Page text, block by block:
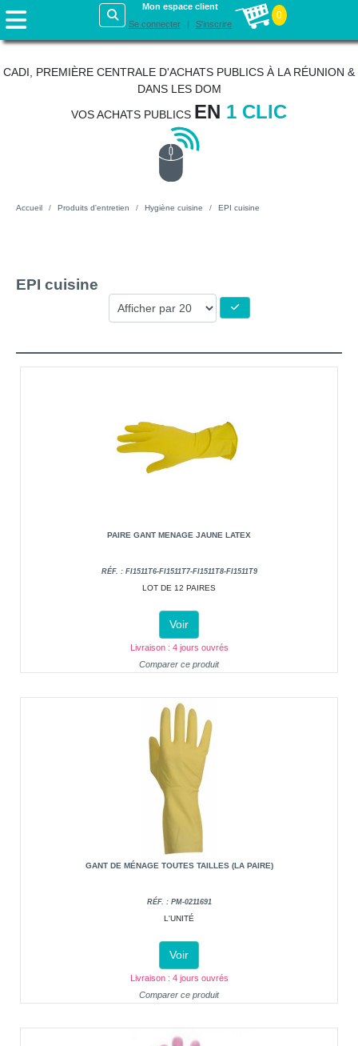
Mon espace client
Se connecter
S'inscrire
0
CADI, PREMIÈRE CENTRALE D'ACHATS PUBLICS À LA RÉUNION &
DANS LES DOM
VOS ACHATS PUBLICS EN 1 CLIC
Accueil Produits d'entretien Hygiène cuisine EPI cuisine
EPI cuisine
PAIRE GANT MENAGE JAUNE LATEX
RÉF. : FI1511T6-FI1511T7-FI1511T8-FI1511T9
LOT DE 12 PAIRES
Voir
Livraison : 4 jours ouvrés
Comparer ce produit
GANT DE MÉNAGE TOUTES TAILLES (LA PAIRE)
RÉF. : PM-0211691
L'UNITÉ
Voir
Livraison : 4 jours ouvrés
Comparer ce produit